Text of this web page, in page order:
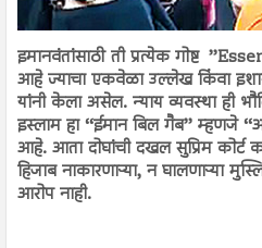
इमानवंतांसाठी ती प्रत्येक गोष्ट
आहे ज्याचा एकवेळा उल्लेख किंवा
यांनी केला असेल. न्याय व्यवस्था ही
इस्लाम हा ‘‘ईमान बिल गैब’’ म्हणजे
आहे. आता दोघांची दखल सुप्रिम
हिजाब नाकारणाऱ्या, न घालणाऱ्या
आरोप नाही.